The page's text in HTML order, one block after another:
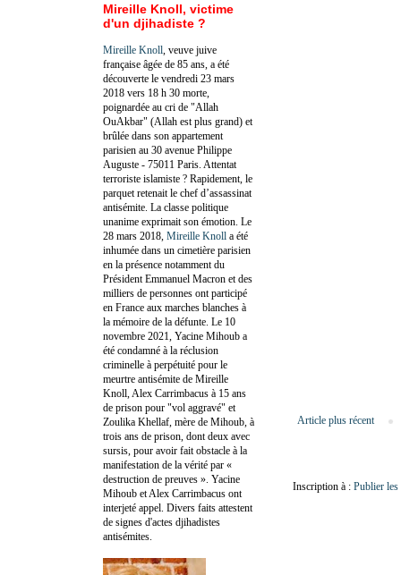
Article plus récent
Inscription à : Publier
Mireille Knoll, victime
d'un djihadiste ?
Mireille Knoll , veuve juive
française âgée de 85 ans, a été
découverte le vendredi 23 mars
2018 vers 18 h 30 morte,
poignardée au cri de "Allah
OuAkbar" (Allah est plus grand) et
brûlée dans son appartement
parisien au 30 avenue Philippe
Auguste - 75011 Paris. Attentat
terroriste islamiste ? Rapidement, le
parquet retenait le chef d’assassinat
antisémite. La classe politique
unanime exprimait son émotion. Le
28 mars 2018, Mireille Knoll a été
inhumée dans un cimetière parisien
en la présence notamment du
Président Emmanuel Macron et des
milliers de personnes ont participé
en France aux marches blanches à
la mémoire de la défunte. Le 10
novembre 2021, Yacine Mihoub a
été condamné à la réclusion
criminelle à perpétuité pour le
meurtre antisémite de Mireille
Knoll, Alex Carrimbacus à 15 ans
de prison pour "vol aggravé" et
Zoulika Khellaf, mère de Mihoub, à
trois ans de prison, dont deux avec
sursis, pour avoir fait obstacle à la
manifestation de la vérité par «
destruction de preuves ». Yacine
Mihoub et Alex Carrimbacus ont
interjeté appel. Divers faits attestent
de signes d'actes djihadistes
antisémites.